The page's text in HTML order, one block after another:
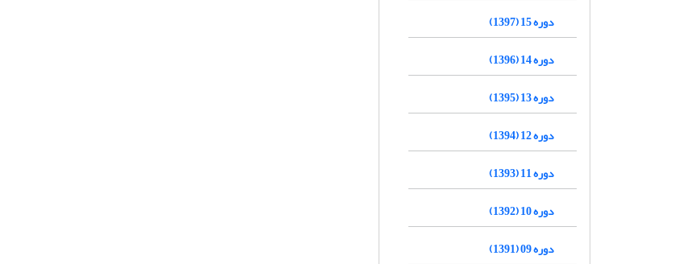
دوره 15 (1397)
دوره 14 (1396)
دوره 13 (1395)
دوره 12 (1394)
دوره 11 (1393)
دوره 10 (1392)
دوره 09 (1391)